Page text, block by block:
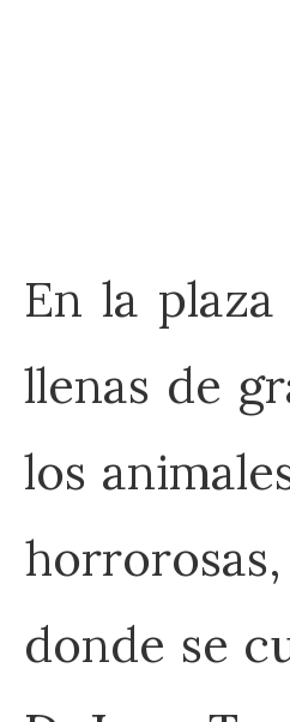
En la
llenas de
los
donde se